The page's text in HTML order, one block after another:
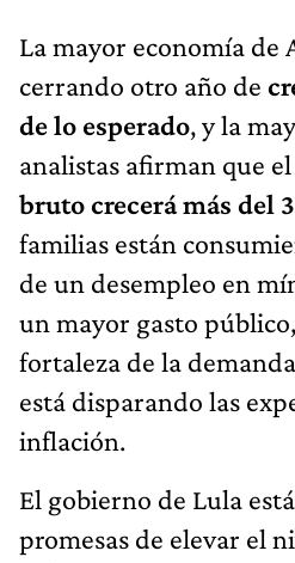
La mayor economía de
cerrando otro año de
de lo esperado, y la
analistas afirman que el
bruto crecerá más del
familias están
de un desempleo en
un mayor gasto
fortaleza de la
está disparando las
inflación.
El gobierno de Lula
promesas de elevar el